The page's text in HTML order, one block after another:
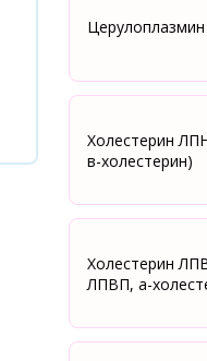
Холестерин
в-холестерин)
Холестерин
ЛПВП, а-